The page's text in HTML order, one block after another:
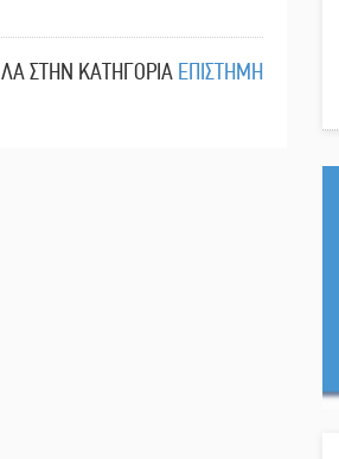
ΣΤΗΝ ΚΑΤΗΓΟΡΙΑ ΕΠΙΣΤΗΜΗ